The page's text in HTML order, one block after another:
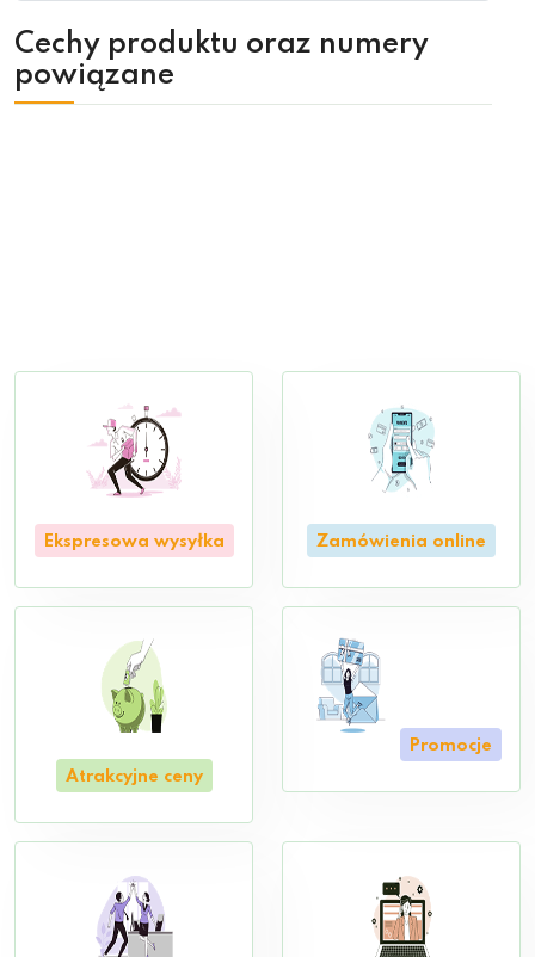
Cechy produktu oraz numery
powiązane
Ekspresowa wysyłka Zamówienia online
Atrakcyjne ceny
Promocje